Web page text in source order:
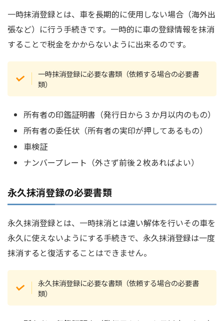
一時抹消登録とは、車を長期的に使用しない場合（海外出
張など）に行う手続きです。一時的に車の登録情報を抹消
することで税金をかからないように出来るのです。
一時抹消登録に必要な書類（依頼する場合の必要書
類）
所有者の印鑑証明書（発行日から３か月以内のもの）
所有者の委任状（所有者の実印が押してあるもの）
車検証
ナンバープレート（外さず前後２枚あればよい）
永久抹消登録の必要書類
永久抹消登録とは、一時抹消とは違い解体を行いその車を
永久に使えないようにする手続きで、永久抹消登録は一度
抹消すると復活することはできません。
永久抹消登録に必要な書類（依頼する場合の必要書
類）